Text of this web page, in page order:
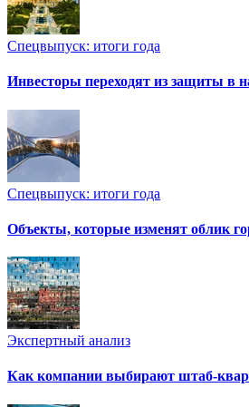
Спецвыпуск: итоги года
Инвесторы переходят из защиты в
Спецвыпуск: итоги года
Объекты, которые изменят облик
Экспертный анализ
Как компании выбирают штаб-